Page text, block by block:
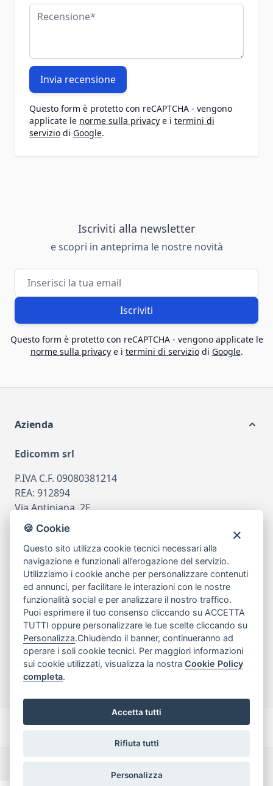
Recensione
Invia recensione
Questo form è protetto con reCAPTCHA - vengono
applicate le norme sulla privacy e i termini di
servizio di Google.
Iscriviti alla newsletter
e scopri in anteprima le nostre novità
Indirizzo email
Iscriviti
Questo form è protetto con reCAPTCHA - vengono applicate le
norme sulla privacye i termini di serviziodi Google.
Azienda
Edicomm srl
P.IVA C.F. 09080381214
REA: 912894
Via Antiniana, 2F
80078 Pozzuoli
tel081.7515380
emailinfo@edicomm.it
Assistenza Clienti
Chi siamo
My Account
Dichiarazione di accessibilità
Termini e Condizioni
🍪 Cookie
Questo sito utilizza cookie tecnici necessari alla
navigazione e funzionali all’erogazione del servizio.
Utilizziamo i cookie anche per personalizzare contenuti
ed annunci, per facilitare le interazioni con le nostre
funzionalità social e per analizzare il nostro traffico.
Puoi esprimere il tuo consenso cliccando su ACCETTA
TUTTI oppure personalizzare le tue scelte cliccando su
Personalizza.Chiudendo il banner, continueranno ad
operare i soli cookie tecnici. Per maggiori informazioni
sui cookie utilizzati, visualizza la nostraCookie Policy
completa.
Accetta tutti
Rifiuta tutti
Personalizza